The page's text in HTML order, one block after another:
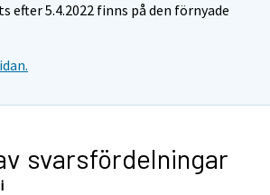
efter 5.4.2022 finns på den förnyade
svarsfördelningar